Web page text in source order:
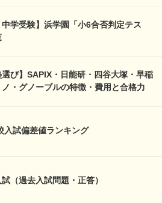
学受験】浜学園「小6合否判定テス
選び】SAPIX・日能研・四谷大塚・早稲
・グノーブルの特徴・費用と合格力
入試偏差値ランキング
（過去入試問題・正答）